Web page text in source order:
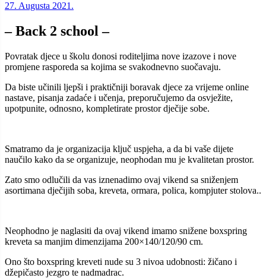
27. Augusta 2021.
– Back 2 school –
Povratak djece u školu donosi roditeljima nove izazove i nove
promjene rasporeda sa kojima se svakodnevno suočavaju.
Da biste učinili ljepši i praktičniji boravak djece za vrijeme online
nastave, pisanja zadaće i učenja, preporučujemo da osvježite,
upotpunite, odnosno, kompletirate prostor dječije sobe.
Smatramo da je organizacija ključ uspjeha, a da bi vaše dijete
naučilo kako da se organizuje, neophodan mu je kvalitetan prostor.
Zato smo odlučili da vas iznenadimo ovaj vikend sa sniženjem
asortimana dječijih soba, kreveta, ormara, polica, kompjuter stolova..
Neophodno je naglasiti da ovaj vikend imamo snižene boxspring
kreveta sa manjim dimenzijama 200×140/120/90 cm.
Ono što boxspring kreveti nude su 3 nivoa udobnosti: žičano i
džepičasto jezgro te nadmadrac.